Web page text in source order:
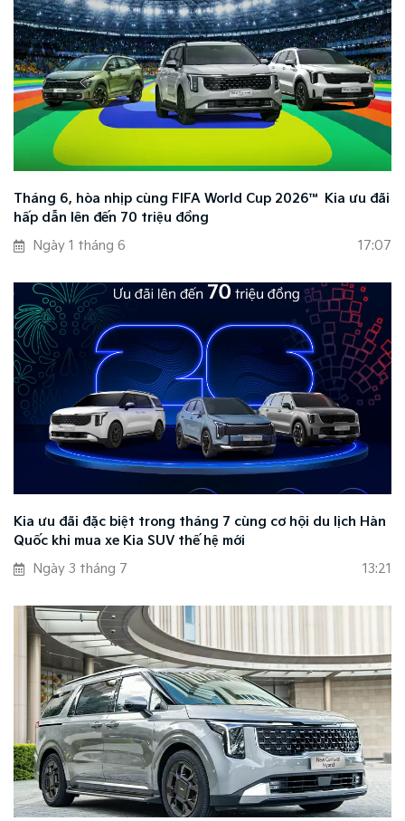
Tháng 6, hòa nhịp cùng FIFA World Cup 2026™ Kia ưu đãi
hấp dẫn lên đến 70 triệu đồng
Ngày 1 tháng 6
17:07
Kia ưu đãi đặc biệt trong tháng 7 cùng cơ hội du lịch Hàn
Quốc khi mua xe Kia SUV thế hệ mới
Ngày 3 tháng 7
13:21